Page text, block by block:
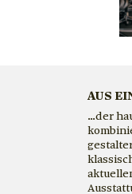
AUS
…der